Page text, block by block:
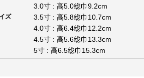
ズ
3.0寸 : 高5.0総巾9.2cm
3.5寸 : 高5.8総巾10.7cm
4.0寸 : 高6.4総巾12.2cm
4.5寸 : 高5.6総巾13.3cm
5寸 : 高6.5総巾15.3cm